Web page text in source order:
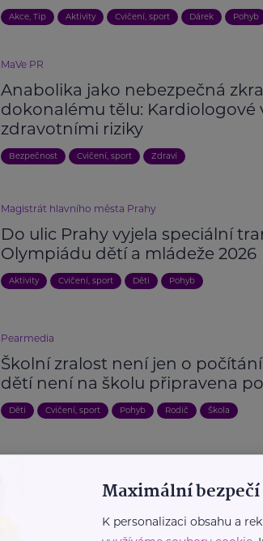
Akce, Tip Aktivity Cvičení, sport Dárek Pohyb
MaVe PR
Anabolika jako nebezpečná
dokonalému tělu: Kardiologové
zdravotními riziky
Bezpečnost Cvičení, sport Zdraví
Magistrát hlavního města Prahy
Do ulic Prahy vyjela speciální
Olympiádu dětí a mládeže 2026
Aktivity Cvičení, sport Děti Pohyb
Pearmedia
Školní zralost není jen o
dětí není na školu připravena
Děti Cvičení, sport Pohyb Rodič Škola
Maximální
K personalizaci obsahu a